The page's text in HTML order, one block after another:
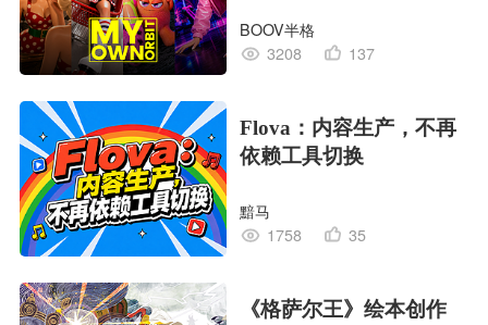
对
BOOV半格
3208
137
Flova：内容生产，不再
依赖工具切换
黯马
1758
35
《格萨尔王》绘本创作